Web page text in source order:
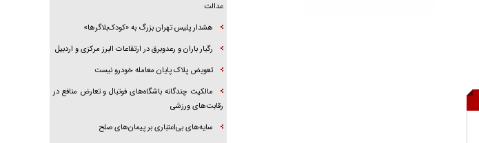
عدالت
هشدار پلیس تهران بزرگ به «کودک‌بلاگرها»
رگبار باران و رعدوبرق در ارتفاعات البرز مرکزی و اردبیل
تعویض پلاک پایان معامله خودرو نیست
مالکیت چندگانه باشگاه‌های فوتبال و تعارض منافع در
رقابت‌های ورزشی
سایه‌های بی‌اعتباری بر پیمان‌های صلح